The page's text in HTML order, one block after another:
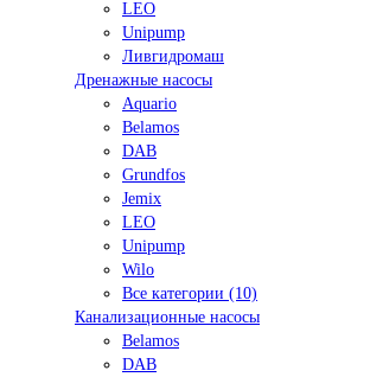
LEO
Unipump
Ливгидромаш
Дренажные насосы
Aquario
Belamos
DAB
Grundfos
Jemix
LEO
Unipump
Wilo
Все категории (10)
Канализационные насосы
Belamos
DAB